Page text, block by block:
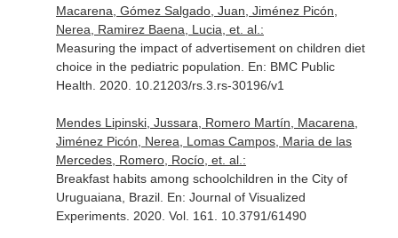
Macarena, Gómez Salgado, Juan, Jiménez Picón,
Nerea, Ramirez Baena, Lucia, et. al.:
Measuring the impact of advertisement on children diet
choice in the pediatric population. En: BMC Public
Health . 2020. 10.21203/rs.3.rs-30196/v1
Mendes Lipinski, Jussara, Romero Martín, Macarena,
Jiménez Picón, Nerea, Lomas Campos, Maria de las
Mercedes, Romero, Rocío, et. al.:
Breakfast habits among schoolchildren in the City of
Uruguaiana, Brazil. En: Journal of Visualized
Experiments. 2020. Vol. 161. 10.3791/61490